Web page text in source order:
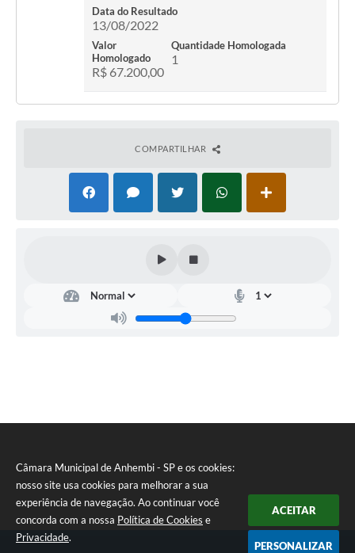
Câmara Municipal de Anhembi - SP e os cookies:
nosso site usa cookies para melhorar a sua
experiência de navegação. Ao continuar você
concorda com a nossa Política de Cookies e
Privacidade.
ACEITAR
PERSONALIZAR
Data do Resultado
13/08/2022
Valor
Homologado
R$ 67.200,00
Quantidade Homologada
1
COMPARTILHAR